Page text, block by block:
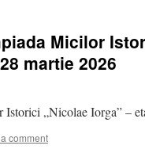
Micilor
martie 2026
„Nicolae Iorga” –
comment